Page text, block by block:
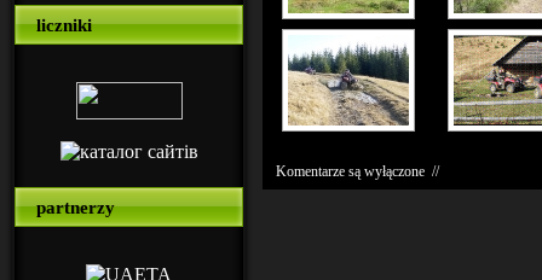
liczniki
partnerzy
Komentarze są wyłączone //